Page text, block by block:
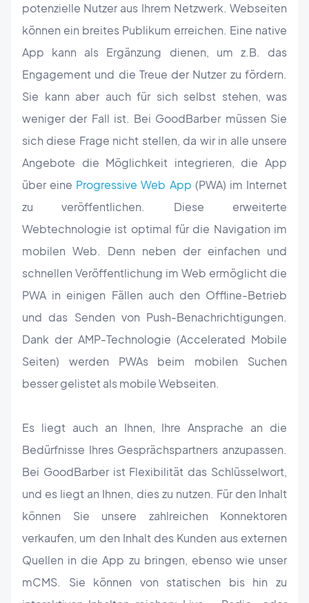
potenzielle Nutzer aus Ihrem Netzwerk. Webseiten
können ein breites Publikum erreichen. Eine native
App kann als Ergänzung dienen, um z.B. das
Engagement und die Treue der Nutzer zu fördern.
Sie kann aber auch für sich selbst stehen, was
weniger der Fall ist. Bei GoodBarber müssen Sie
sich diese Frage nicht stellen, da wir in alle unsere
Angebote die Möglichkeit integrieren, die App
über eine Progressive Web App (PWA) im Internet
zu veröffentlichen. Diese erweiterte
Webtechnologie ist optimal für die Navigation im
mobilen Web. Denn neben der einfachen und
schnellen Veröffentlichung im Web ermöglicht die
PWA in einigen Fällen auch den Offline-Betrieb
und das Senden von Push-Benachrichtigungen.
Dank der AMP-Technologie (Accelerated Mobile
Seiten) werden PWAs beim mobilen Suchen
besser gelistet als mobile Webseiten.
Es liegt auch an Ihnen, Ihre Ansprache an die
Bedürfnisse Ihres Gesprächspartners anzupassen.
Bei GoodBarber ist Flexibilität das Schlüsselwort,
und es liegt an Ihnen, dies zu nutzen. Für den Inhalt
können Sie unsere zahlreichen Konnektoren
verkaufen, um den Inhalt des Kunden aus externen
Quellen in die App zu bringen, ebenso wie unser
mCMS. Sie können von statischen bis hin zu